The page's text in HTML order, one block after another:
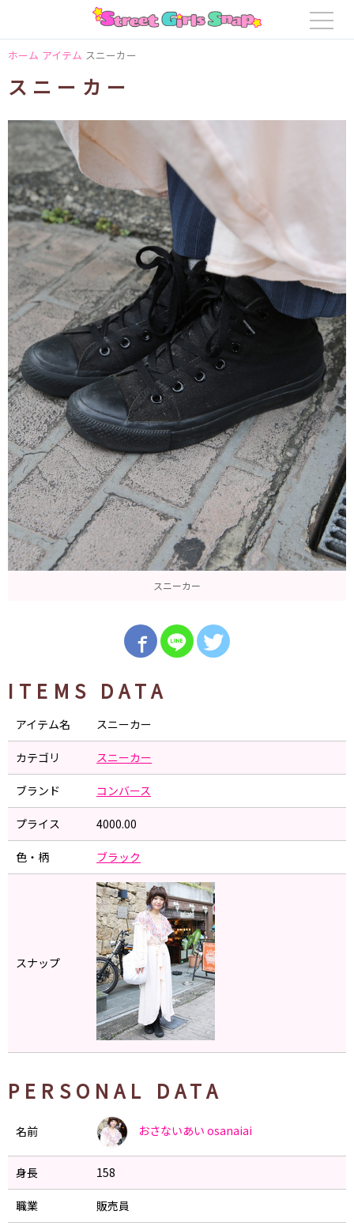
ホーム アイテム スニーカー
スニーカー
スニーカー
ITEMS DATA
アイテム名 スニーカー
カテゴリ スニーカー
ブランド コンバース
プライス 4000.00
色・柄 ブラック
スナップ
PERSONAL DATA
名前 おさないあい osanaiai
身長 158
職業 販売員